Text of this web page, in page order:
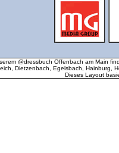
@dressbuch Offenbach am Main
Dietzenbach, Egelsbach, Hainburg,
Dieses Layout